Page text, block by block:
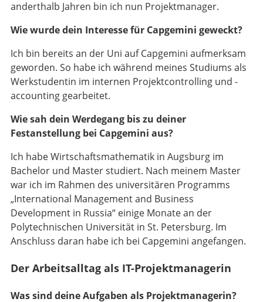
anderthalb Jahren bin ich nun Projektmanager.
Wie wurde dein Interesse für Capgemini geweckt?
Ich bin bereits an der Uni auf Capgemini aufmerksam
geworden. So habe ich während meines Studiums als
Werkstudentin im internen Projektcontrolling und -
accounting gearbeitet.
Wie sah dein Werdegang bis zu deiner
Festanstellung bei Capgemini aus?
Ich habe Wirtschaftsmathematik in Augsburg im
Bachelor und Master studiert. Nach meinem Master
war ich im Rahmen des universitären Programms
„International Management and Business
Development in Russia“ einige Monate an der
Polytechnischen Universität in St. Petersburg. Im
Anschluss daran habe ich bei Capgemini angefangen.
Der Arbeitsalltag als IT-Projektmanagerin
Was sind deine Aufgaben als Projektmanagerin?